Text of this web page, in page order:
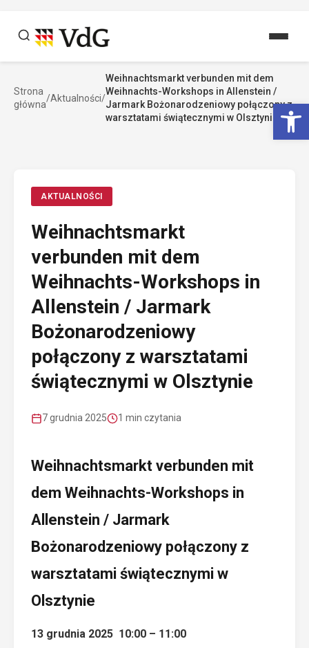
treści
Szukaj
Strona
główna
/Aktualności/
Weihnachtsmarkt verbunden mit dem
Weihnachts-Workshops in Allenstein /
Jarmark Bożonarodzeniowy połączony z
warsztatami świątecznymi w Olsztynie
AKTUALNOŚCI
Weihnachtsmarkt
verbunden mit dem
Weihnachts-Workshops in
Allenstein / Jarmark
Bożonarodzeniowy
połączony z warsztatami
świątecznymi w Olsztynie
7 grudnia 2025 1 min czytania
Weihnachtsmarkt verbunden mit
dem Weihnachts-Workshops in
Allenstein / Jarmark
Bożonarodzeniowy połączony z
warsztatami świątecznymi w
Olsztynie
13 grudnia 2025 10:00 – 11:00